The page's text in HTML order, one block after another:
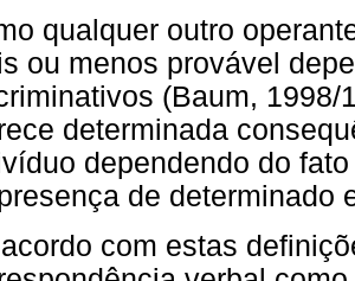
qualquer outro
ou menos provável
(Baum,
determinada
dependendo do
de determinado
com estas